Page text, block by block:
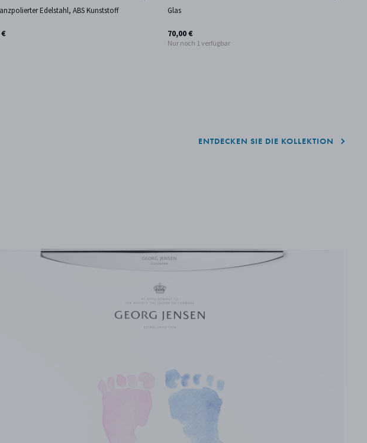
Edelstahl, ABS Kunststoff
€
Glas
70,00 €
Nur noch 1 verfügbar
ENTDECKEN SIE DIE KOLLEKTION